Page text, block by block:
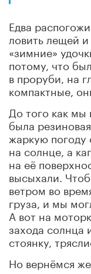
Едва
ловить лещей
«зимние»
потому, что
в проруби, на
компактные,
До того как
была
жаркую погоду
на солнце, а
на её
высыхали.
ветром во
груза, и мы
А вот на
захода солнца
стоянку,
Но вернёмся же